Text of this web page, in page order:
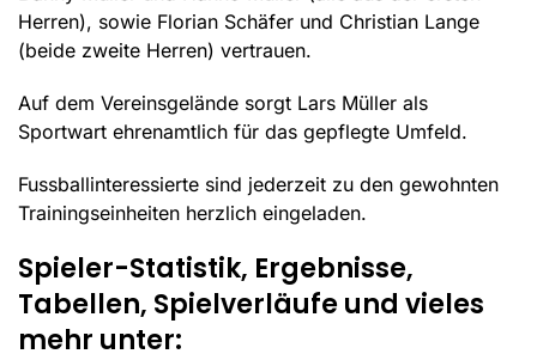
Herren), sowie Florian Schäfer und Christian Lange
(beide zweite Herren) vertrauen.
Auf dem Vereinsgelände sorgt Lars Müller als
Sportwart ehrenamtlich für das gepflegte Umfeld.
Fussballinteressierte sind jederzeit zu den gewohnten
Trainingseinheiten herzlich eingeladen.
Spieler-Statistik, Ergebnisse,
Tabellen, Spielverläufe und vieles
mehr unter: